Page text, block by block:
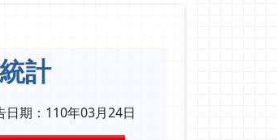
計
日期：110年03月24日